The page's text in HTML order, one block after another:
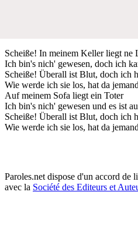
Scheiße! In meinem Keller liegt ne
Ich bin's nich' gewesen, doch ich
Scheiße! Überall ist Blut, doch ich
Wie werde ich sie los, hat da
Auf meinem Sofa liegt ein Toter
Ich bin's nich' gewesen und es ist
Scheiße! Überall ist Blut, doch ich
Wie werde ich sie los, hat da
Paroles.net dispose d'un accord de
avec la Société des Editeurs et